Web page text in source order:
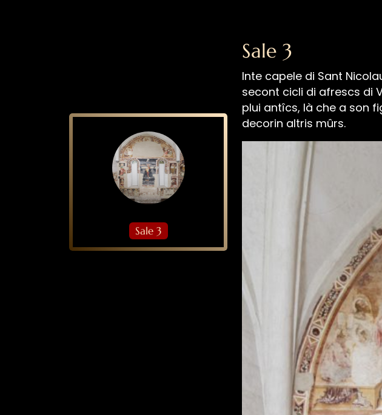
Italiano
Sale 3
Sale 3
Inte capele di Sant
secont cicli di afrescs di
plui antîcs, là che a son
decorin altris mûrs.